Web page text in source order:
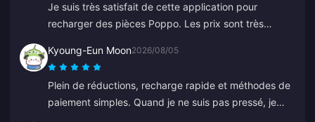
Je suis très satisfait de cette application pour
recharger des pièces Poppo. Les prix sont très
l'achat. Je la recommande vivement à tout le monde,
merci.
Kyoung-Eun Moon2026/08/05
Plein de réductions, recharge rapide et méthodes de
paiement simples. Quand je ne suis pas pressé, je